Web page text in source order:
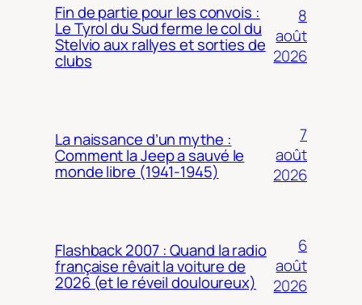
Fin de partie pour les convois :
Le Tyrol du Sud ferme le col du
Stelvio aux rallyes et sorties de
clubs
8
août
2026
La naissance d’un mythe :
Comment la Jeep a sauvé le
monde libre (1941-1945)
7
août
2026
Flashback 2007 : Quand la radio
française rêvait la voiture de
2026 (et le réveil douloureux)
6
août
2026